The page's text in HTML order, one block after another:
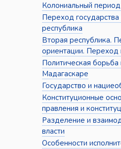
Колониальный
Переход
республика
Вторая республика.
ориентации. Переход
Политическая
Мадагаскаре
Государство и
Конституционные
правления и
Разделение и
власти
Особенности